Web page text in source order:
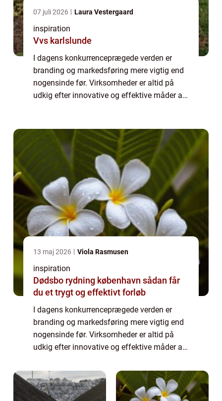
07 juli 2026 Laura Vestergaard
inspiration
Vvs karlslunde
I dagens konkurrenceprægede verden er
branding og markedsføring mere vigtig end
nogensinde før. Virksomheder er altid på
udkig efter innovative og effektive måder at
13 maj 2026 Viola Rasmusen
inspiration
Dødsbo rydning københavn sådan får
du et trygt og effektivt forløb
I dagens konkurrenceprægede verden er
branding og markedsføring mere vigtig end
nogensinde før. Virksomheder er altid på
udkig efter innovative og effektive måder at
handler om online tilstedeværelse, men...